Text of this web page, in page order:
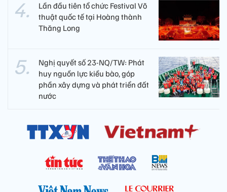
Lần đầu tiên tổ chức Festival Võ
thuật quốc tế tại Hoàng thành
Thăng Long
Nghị quyết số 23-NQ/TW: Phát
huy nguồn lực kiều bào, góp
phần xây dựng và phát triển đất
nước